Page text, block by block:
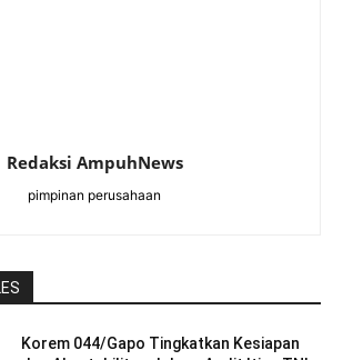
Redaksi AmpuhNews
pimpinan perusahaan
Korem 044/Gapo Tingkatkan Kesiapan